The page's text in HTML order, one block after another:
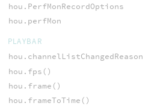
hou.PerfMonRecordOptions
hou.perfMon
PLAYBAR
hou.channelListChangedReason
hou.fps()
hou.frame()
hou.frameToTime()